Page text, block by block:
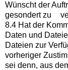
Wünscht der
gesondert zu
8.4 Hat der
Daten und
Dateien zur
vorheriger
sei denn, aus